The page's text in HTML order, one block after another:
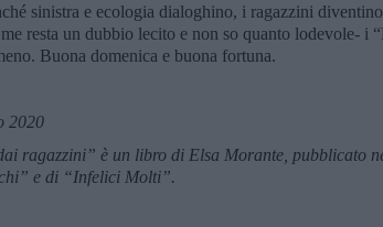
sinistra e ecologia dialoghino, i ragazzini
me resta un dubbio lecito e non so quanto lodevole- i
Buona domenica e buona fortuna.
2020
ragazzini” è un libro di Elsa Morante, pubblicato
e di “Infelici Molti”.